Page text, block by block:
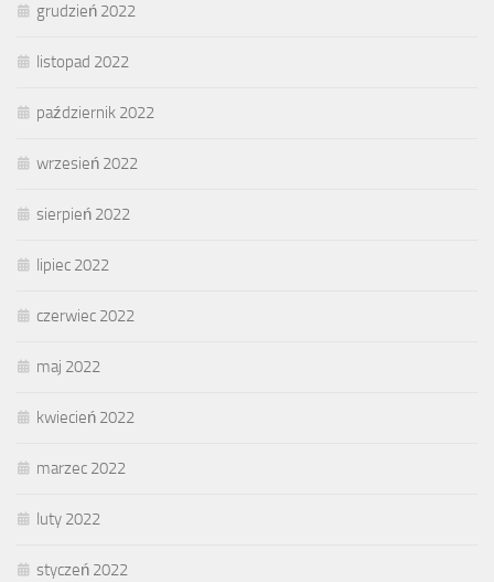
grudzień 2022
listopad 2022
październik 2022
wrzesień 2022
sierpień 2022
lipiec 2022
czerwiec 2022
maj 2022
kwiecień 2022
marzec 2022
luty 2022
styczeń 2022